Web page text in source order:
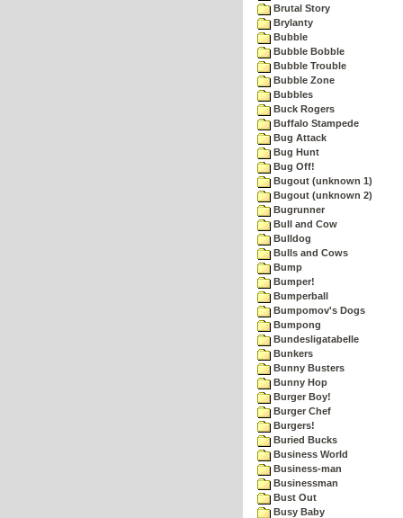
Brutal Story
Brylanty
Bubble
Bubble Bobble
Bubble Trouble
Bubble Zone
Bubbles
Buck Rogers
Buffalo Stampede
Bug Attack
Bug Hunt
Bug Off!
Bugout (unknown 1)
Bugout (unknown 2)
Bugrunner
Bull and Cow
Bulldog
Bulls and Cows
Bump
Bumper!
Bumperball
Bumpomov's Dogs
Bumpong
Bundesligatabelle
Bunkers
Bunny Busters
Bunny Hop
Burger Boy!
Burger Chef
Burgers!
Buried Bucks
Business World
Business-man
Businessman
Bust Out
Busy Baby